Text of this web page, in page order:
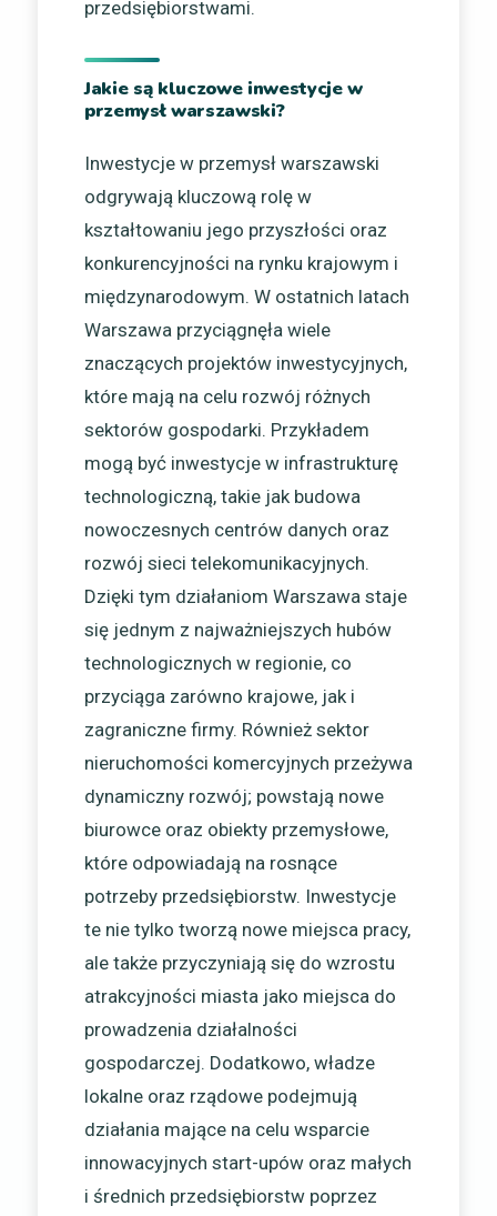
przedsiębiorstwami.
Jakie są kluczowe inwestycje w
przemysł warszawski?
Inwestycje w przemysł warszawski
odgrywają kluczową rolę w
kształtowaniu jego przyszłości oraz
konkurencyjności na rynku krajowym i
międzynarodowym. W ostatnich latach
Warszawa przyciągnęła wiele
znaczących projektów inwestycyjnych,
które mają na celu rozwój różnych
sektorów gospodarki. Przykładem
mogą być inwestycje w infrastrukturę
technologiczną, takie jak budowa
nowoczesnych centrów danych oraz
rozwój sieci telekomunikacyjnych.
Dzięki tym działaniom Warszawa staje
się jednym z najważniejszych hubów
technologicznych w regionie, co
przyciąga zarówno krajowe, jak i
zagraniczne firmy. Również sektor
nieruchomości komercyjnych przeżywa
dynamiczny rozwój; powstają nowe
biurowce oraz obiekty przemysłowe,
które odpowiadają na rosnące
potrzeby przedsiębiorstw. Inwestycje
te nie tylko tworzą nowe miejsca pracy,
ale także przyczyniają się do wzrostu
atrakcyjności miasta jako miejsca do
prowadzenia działalności
gospodarczej. Dodatkowo, władze
lokalne oraz rządowe podejmują
działania mające na celu wsparcie
innowacyjnych start-upów oraz małych
i średnich przedsiębiorstw poprzez